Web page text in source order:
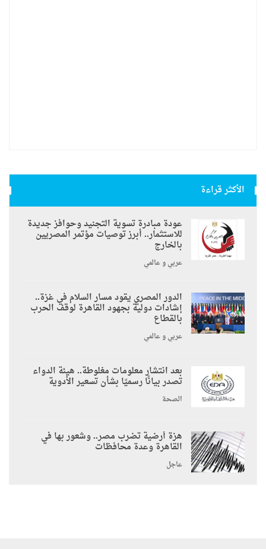
الأكثر قراءة
عودة مبادرة تسوية التجنيد وحوافز جديدة
للاستثمار.. أبرز توصيات مؤتمر المصريين
بالخارج
عربي و عالمي
الدور المصري يقود مسار السلام في غزة..
إشادات دولية بجهود القاهرة لوقف الحرب
بالقطاع
عربي و عالمي
بعد انتشار معلومات مغلوطة.. هيئة الدواء
تصدر بيانًا رسميًا بشأن تسعير الأدوية
الصحة
هزة أرضية تضرب مصر.. وشعور بها في
القاهرة وعدة محافظات
عاجل